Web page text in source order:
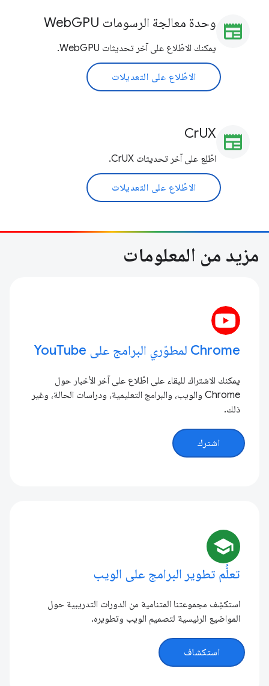
newspaper وحدة معالجة الرسومات WebGPU
يمكنك الاطّلاع على آخر تحديثات WebGPU.
الاطّلاع على التعديلات
newspaper
CrUX
اطّلِع على آخر تحديثات CrUX.
الاطّلاع على التعديلات
مزيد من المعلومات
Chrome لمطوّري البرامج على YouTube
يمكنك الاشتراك للبقاء على اطّلاع على آخر الأخبار حول
Chrome والويب، والبرامج التعليمية، ودراسات الحالة، وغير
ذلك.
اشترك
school
تعلُّم تطوير البرامج على الويب
استكشِف مجموعتنا المتنامية من الدورات التدريبية حول
المواضيع الرئيسية لتصميم الويب وتطويره.
استكشاف